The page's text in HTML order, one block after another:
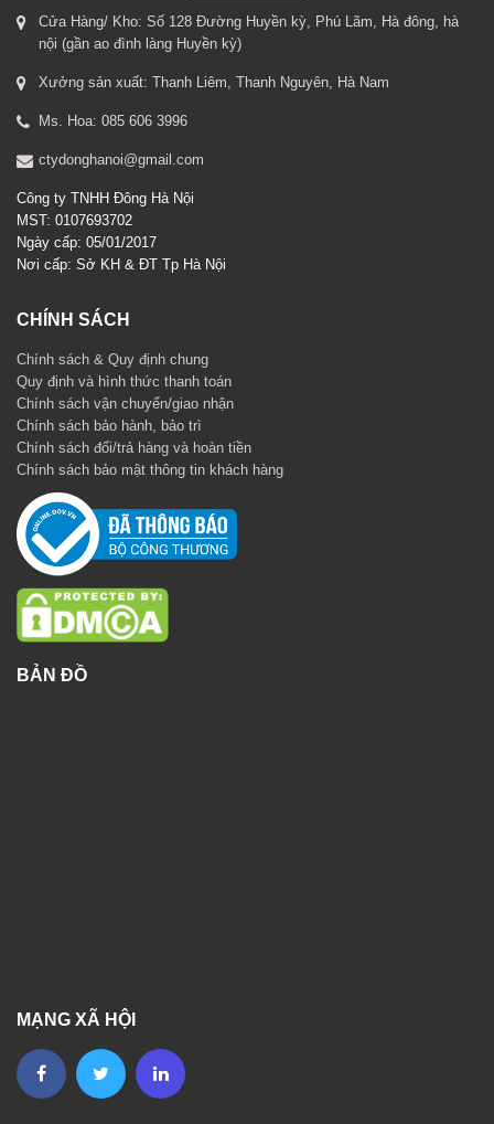
Cửa Hàng/ Kho: Số 128 Đường Huyền kỳ, Phú Lãm, Hà đông, hà
nội (gần ao đình làng Huyền kỳ)
Xưởng sản xuất: Thanh Liêm, Thanh Nguyên, Hà Nam
Ms. Hoa: 085 606 3996
ctydonghanoi@gmail.com
Công ty TNHH Đông Hà Nội
MST: 0107693702
Ngày cấp: 05/01/2017
Nơi cấp: Sở KH & ĐT Tp Hà Nội
CHÍNH SÁCH
Chính sách & Quy định chung
Quy định và hình thức thanh toán
Chính sách vận chuyển/giao nhận
Chính sách bảo hành, bảo trì
Chính sách đổi/trả hàng và hoàn tiền
Chính sách bảo mật thông tin khách hàng
BẢN ĐỒ
MẠNG XÃ HỘI